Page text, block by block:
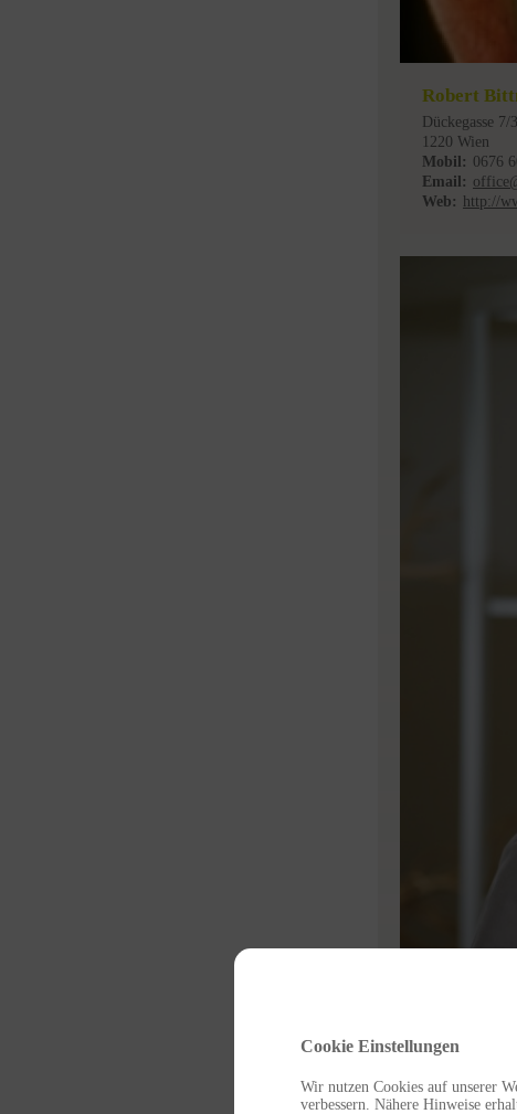
Robert
Dückegasse 7/
1220 Wien
Mobil: 0676
Email:
Web:
http://
Cookie Einstellungen
Wir nutzen Cookies auf unserer
verbessern. Nähere Hinweise